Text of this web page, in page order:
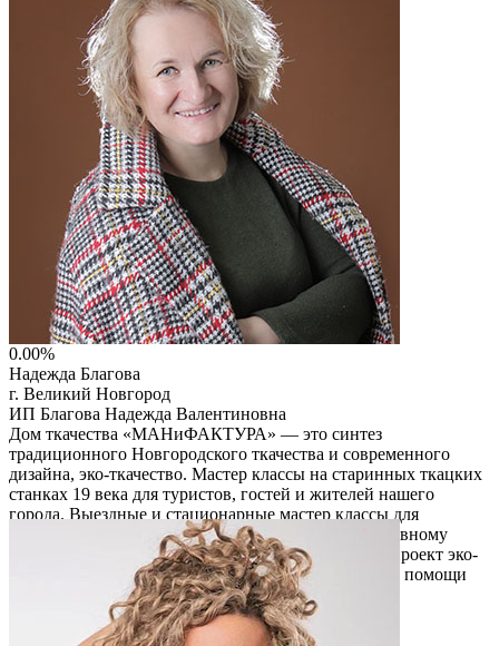
0.00%
Надежда Благова
г. Великий Новгород
ИП Благова Надежда Валентиновна
Дом ткачества «МАНиФАКТУРА» — это синтез
традиционного Новгородского ткачества и современного
дизайна, эко-ткачество. Мастер классы на старинных ткацких
станках 19 века для туристов, гостей и жителей нашего
города. Выездные и стационарные мастер классы для
школьников в виде эко-игры. Экскурсии по креативному
пространству Дома ткачества. А также реализуем проект эко-
ткачество, где создаем новые формы и изделия при помощи
вторичного использования материалов.
Читать описание
Перейти на сайт